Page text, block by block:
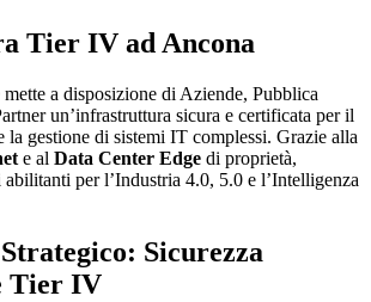
Tier IV ad Ancona
a disposizione di Aziende, Pubblica
un’infrastruttura sicura e certificata per il
la gestione di sistemi IT complessi. Grazie alla
e al Data Center Edge di proprietà,
per l’Industria 4.0, 5.0 e l’Intelligenza
Sicurezza
Tier IV